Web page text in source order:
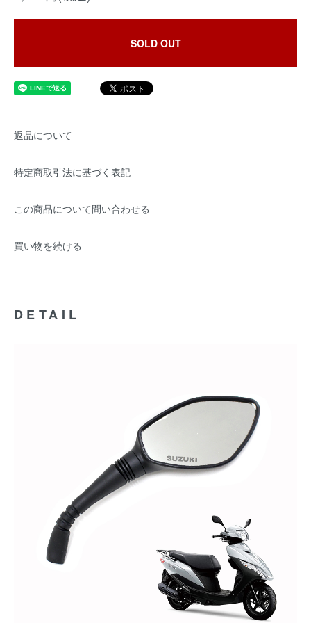
SOLD OUT
返品について
特定商取引法に基づく表記
この商品について問い合わせる
買い物を続ける
DETAIL